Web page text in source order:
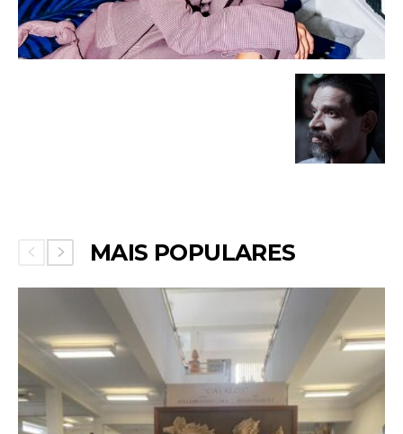
MAIS POPULARES